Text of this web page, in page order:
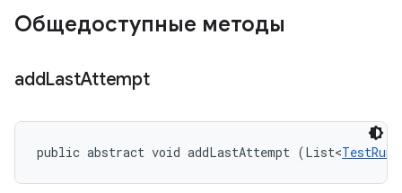
Общедоступные методы
addLastAttempt
public abstract void addLastAttempt (List<